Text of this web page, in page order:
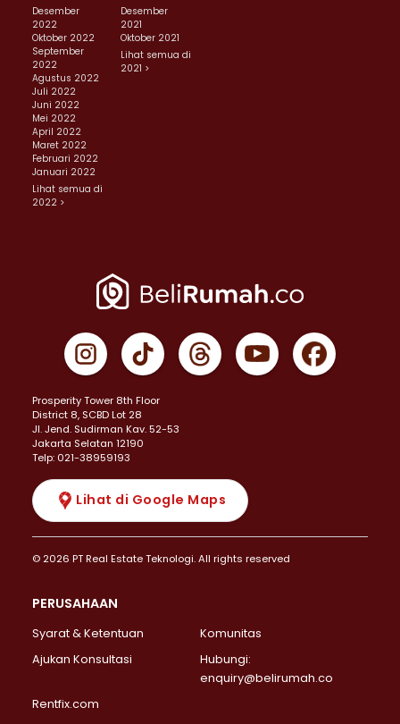
Desember
2022
Oktober 2022
September
2022
Agustus 2022
Juli 2022
Juni 2022
Mei 2022
April 2022
Maret 2022
Februari 2022
Januari 2022
Lihat semua di
2022 >
Desember
2021
Oktober 2021
Lihat semua di
2021 >
Prosperity Tower 8th Floor
District 8, SCBD Lot 28
JI. Jend. Sudirman Kav. 52-53
Jakarta Selatan 12190
Telp: 021-38959193
Lihat di Google Maps
© 2026 PT Real Estate Teknologi. All rights reserved
PERUSAHAAN
Syarat & Ketentuan
Komunitas
Ajukan Konsultasi
Hubungi:
enquiry@belirumah.co
Rentfix.com